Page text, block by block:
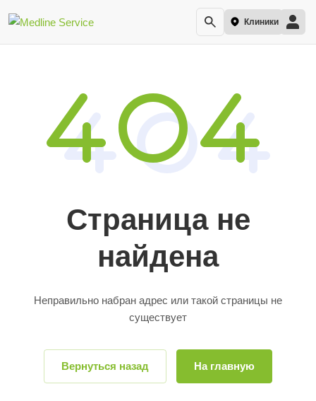
Клиники
Страница не
найдена
Неправильно набран адрес или такой страницы не
существует
Вернуться назад На главную